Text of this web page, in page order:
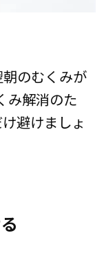
のむくみが
み解消のた
避けましょ